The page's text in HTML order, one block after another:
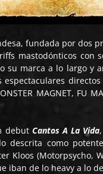
fundada por dos
mastodónticos con
su marca a lo largo y
espectaculares
MAGNET, FU
debut Cantos A La Vida
descrita como
Kloos (Motorpsycho,
iban de lo heavy a lo